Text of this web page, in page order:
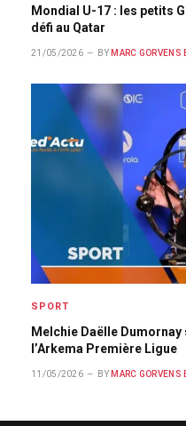
Mondial U-17 : les petits
défi au Qatar
21/05/2026 BY MARC GORVENS
SPORT
Melchie Daëlle
l’Arkema Première Ligue
11/05/2026 BY MARC GORVENS